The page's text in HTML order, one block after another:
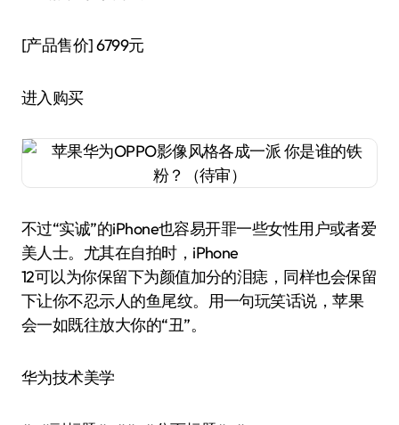
[产品售价]6799元
进入购买
不过“实诚”的iPhone也容易开罪一些女性用户或者爱
美人士。尤其在自拍时，iPhone
12可以为你保留下为颜值加分的泪痣，同样也会保留
下让你不忍示人的鱼尾纹。用一句玩笑话说，苹果
会一如既往放大你的“丑”。
华为技术美学